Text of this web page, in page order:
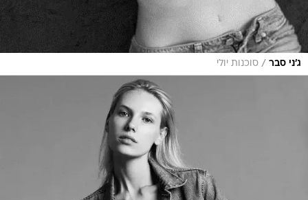
ג'ני סבר / סוכנות יולי